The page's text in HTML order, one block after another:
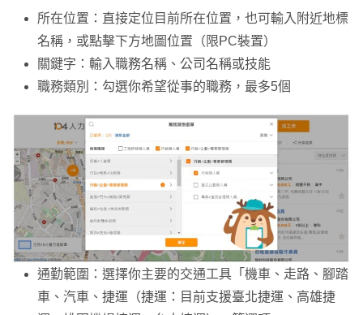
所在位置：直接定位目前所在位置，也可輸入附近地標
名稱，或點擊下方地圖位置（限PC裝置）
關鍵字：輸入職務名稱、公司名稱或技能
職務類別：勾選你希望從事的職務，最多5個
通勤範圍：選擇你主要的交通工具「機車、走路、腳踏
車、汽車、捷運（捷運：目前支援臺北捷運、高雄捷